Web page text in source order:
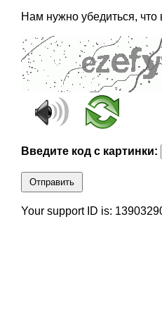
Нам нужно убедиться,
Введите код с картинки:
Отправить
Your support ID is: